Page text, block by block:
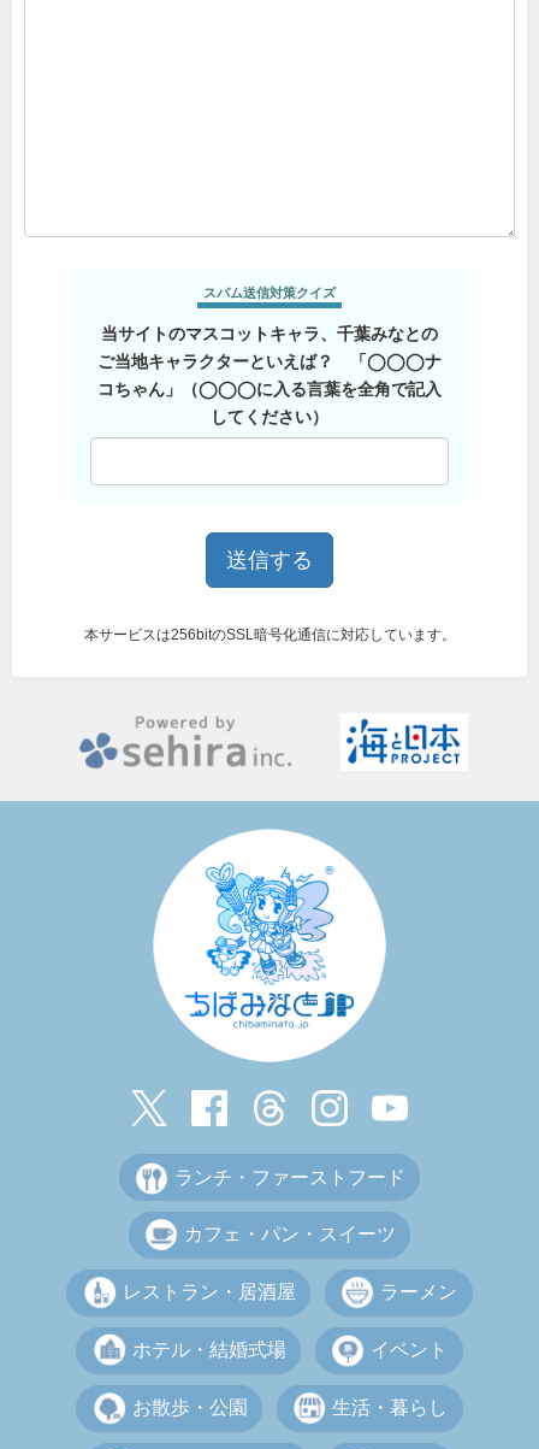
スパム送信対策クイズ
当サイトのマスコットキャラ、千葉みなとの
ご当地キャラクターといえば？ 「◯◯◯ナ
コちゃん」（◯◯◯に入る言葉を全角で記入
してください）
本サービスは256bitのSSL暗号化通信に対応しています。
ランチ・ファーストフード
カフェ・パン・スイーツ
レストラン・居酒屋 ラーメン
ホテル・結婚式場 イベント
お散歩・公園 生活・暮らし